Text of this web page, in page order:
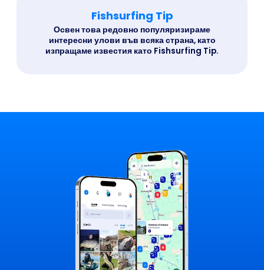
Fishsurfing Tip
Освен това редовно популяризираме
интересни улови във всяка страна, като
изпращаме известия като Fishsurfing Tip.